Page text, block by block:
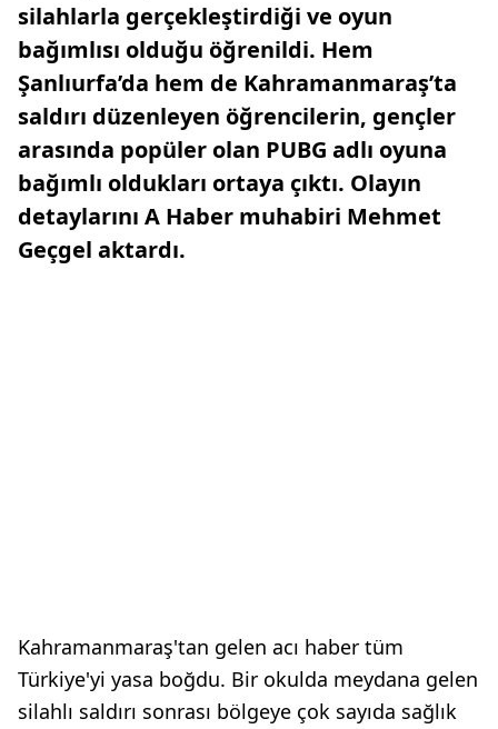
silahlarla gerçekleştirdiği ve oyun
bağımlısı olduğu öğrenildi. Hem
Şanlıurfa’da hem de Kahramanmaraş’ta
saldırı düzenleyen öğrencilerin, gençler
arasında popüler olan PUBG adlı oyuna
bağımlı oldukları ortaya çıktı. Olayın
detaylarını A Haber muhabiri Mehmet
Geçgel aktardı.
Kahramanmaraş'tan gelen acı haber tüm
Türkiye'yi yasa boğdu. Bir okulda meydana gelen
silahlı saldırı sonrası bölgeye çok sayıda sağlık